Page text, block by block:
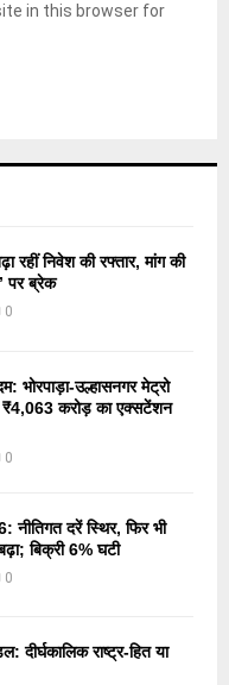
in this browser for
रहीं निवेश की रफ्तार, मांग की
पर ब्रेक
0
भोरपाड़ा-उल्हासनगर मेट्रो
₹4,063 करोड़ का एक्सटेंशन
0
नीतिगत दरें स्थिर, फिर भी
बिक्री 6% घटी
0
दीर्घकालिक राष्ट्र-हित या